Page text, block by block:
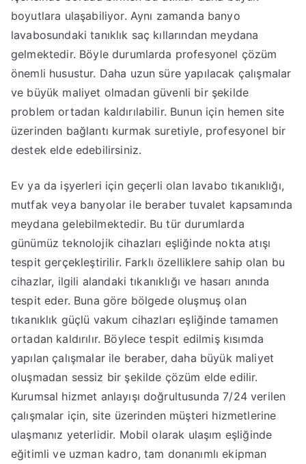
boyutlara ulaşabiliyor. Aynı zamanda banyo
lavabosundaki tanıklık saç kıllarından meydana
gelmektedir. Böyle durumlarda profesyonel çözüm
önemli husustur. Daha uzun süre yapılacak çalışmalar
ve büyük maliyet olmadan güvenli bir şekilde
problem ortadan kaldırılabilir. Bunun için hemen site
üzerinden bağlantı kurmak suretiyle, profesyonel bir
destek elde edebilirsiniz.
Ev ya da işyerleri için geçerli olan lavabo tıkanıklığı,
mutfak veya banyolar ile beraber tuvalet kapsamında
meydana gelebilmektedir. Bu tür durumlarda
günümüz teknolojik cihazları eşliğinde nokta atışı
tespit gerçekleştirilir. Farklı özelliklere sahip olan bu
cihazlar, ilgili alandaki tıkanıklığı ve hasarı anında
tespit eder. Buna göre bölgede oluşmuş olan
tıkanıklık güçlü vakum cihazları eşliğinde tamamen
ortadan kaldırılır. Böylece tespit edilmiş kısımda
yapılan çalışmalar ile beraber, daha büyük maliyet
oluşmadan sessiz bir şekilde çözüm elde edilir.
Kurumsal hizmet anlayışı doğrultusunda 7/24 verilen
çalışmalar için, site üzerinden müşteri hizmetlerine
ulaşmanız yeterlidir. Mobil olarak ulaşım eşliğinde
eğitimli ve uzman kadro, tam donanımlı ekipman